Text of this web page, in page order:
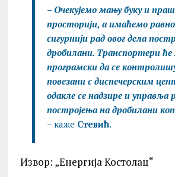
– Очекујемо мању буку и
просторији, а имаћемо
сигурнији рад овог дела
дробилани. Транспортери
програмски да се
повезани с диспечерским
одакле се надзире и управља
постројења на дробилани
– каже Стевић.
Извор: „Енергија Костолац“